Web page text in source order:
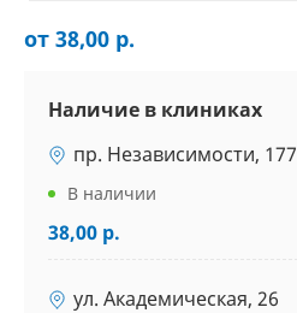
от 38,00 р.
Наличие в клиниках
пр. Независимости, 177
В наличии
38,00 р.
ул. Академическая, 26